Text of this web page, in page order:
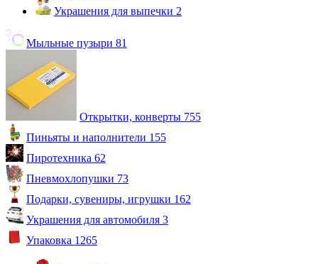
Украшения для выпечки 2
Мыльные пузыри 81
Открытки, конверты 755
Пиньяты и наполнители 155
Пиротехника 62
Пневмохлопушки 73
Подарки, сувениры, игрушки 162
Украшения для автомобиля 3
Упаковка 1265